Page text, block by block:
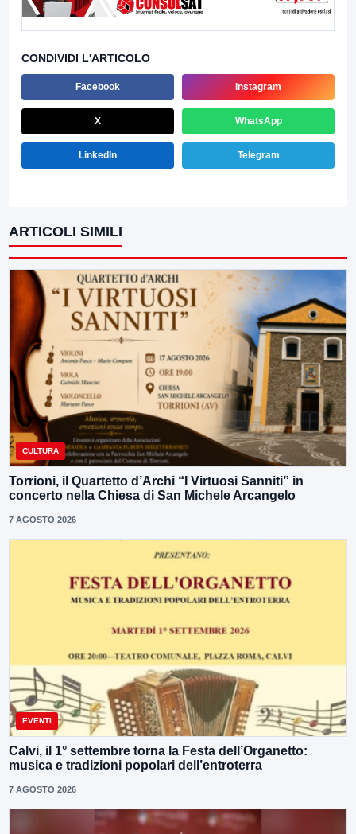
CONDIVIDI L'ARTICOLO
Facebook Instagram
X WhatsApp
LinkedIn Telegram
ARTICOLI SIMILI
CULTURA
Torrioni, il Quartetto d’Archi “I Virtuosi Sanniti” in
concerto nella Chiesa di San Michele Arcangelo
7 AGOSTO 2026
EVENTI
Calvi, il 1° settembre torna la Festa dell’Organetto:
musica e tradizioni popolari dell’entroterra
7 AGOSTO 2026